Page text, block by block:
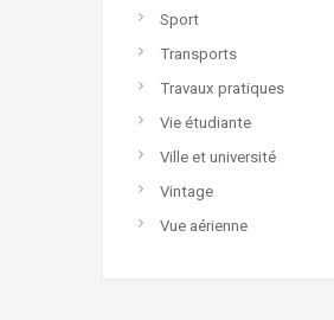
Sport
Transports
Travaux pratiques
Vie étudiante
Ville et université
Vintage
Vue aérienne